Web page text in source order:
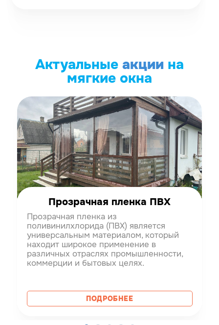
Актуальные акции на
мягкие окна
Прозрачная пленка ПВХ
Прозрачная пленка из
поливинилхлорида (ПВХ) является
универсальным материалом, который
находит широкое применение в
различных отраслях промышленности,
коммерции и бытовых целях.
ПОДРОБНЕЕ